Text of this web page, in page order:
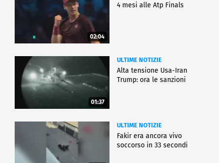
02:04
4 mesi alle Atp Finals
01:37
ULTIME NOTIZIE
Alta tensione Usa-Iran
Trump: ora le sanzioni
ULTIME NOTIZIE
Fakir era ancora vivo
soccorso in 33 secondi